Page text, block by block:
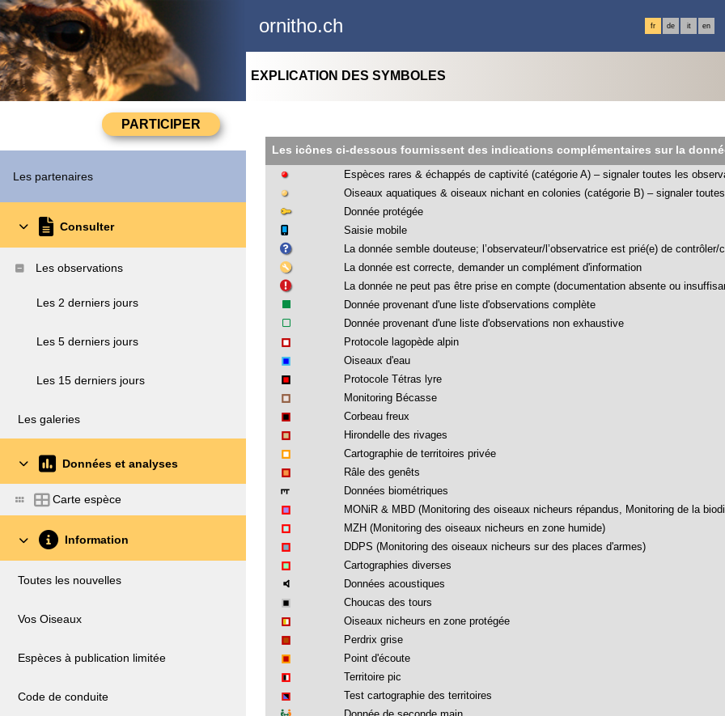
ornitho.ch fr de it en
Les partenaires
Consulter
Les observations
Les 2 derniers jours
Les 5 derniers jours
Les 15 derniers jours
Les galeries
Données et analyses
Carte espèce
Information
Toutes les nouvelles
Vos Oiseaux
Espèces à publication limitée
Code de conduite
EXPLICATION DES SYMBOLES
Les icônes ci-dessous fournissent des indications complémentaires sur la
Espèces rares & échappés de captivité (catégorie A) – signaler toutes les
Oiseaux aquatiques & oiseaux nichant en colonies (catégorie B) – signaler
Donnée protégée
Saisie mobile
La donnée semble douteuse; l’observateur/l’observatrice est prié(e) de contrôler/
La donnée est correcte, demander un complément d'information
La donnée ne peut pas être prise en compte (documentation absente ou
Donnée provenant d'une liste d'observations complète
Donnée provenant d'une liste d'observations non exhaustive
Protocole lagopède alpin
Oiseaux d'eau
Protocole Tétras lyre
Monitoring Bécasse
Corbeau freux
Hirondelle des rivages
Cartographie de territoires privée
Râle des genêts
Données biométriques
MONiR & MBD (Monitoring des oiseaux nicheurs répandus, Monitoring de la
MZH (Monitoring des oiseaux nicheurs en zone humide)
DDPS (Monitoring des oiseaux nicheurs sur des places d'armes)
Cartographies diverses
Données acoustiques
Choucas des tours
Oiseaux nicheurs en zone protégée
Perdrix grise
Point d'écoute
Territoire pic
Test cartographie des territoires